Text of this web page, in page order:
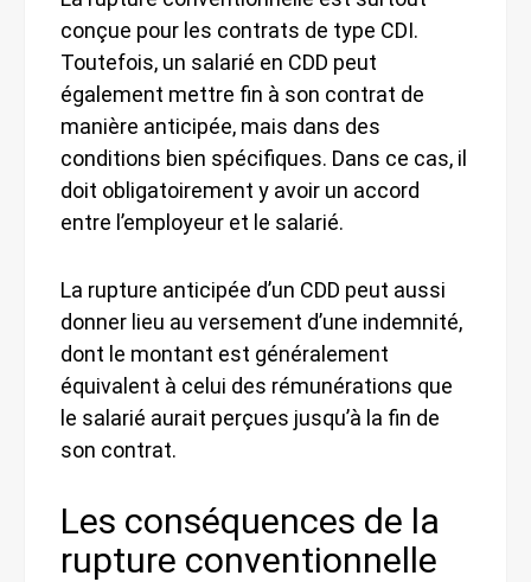
conçue pour les contrats de type CDI.
Toutefois, un salarié en CDD peut
également mettre fin à son contrat de
manière anticipée, mais dans des
conditions bien spécifiques. Dans ce cas, il
doit obligatoirement y avoir un accord
entre l’employeur et le salarié.
La rupture anticipée d’un CDD peut aussi
donner lieu au versement d’une indemnité,
dont le montant est généralement
équivalent à celui des rémunérations que
le salarié aurait perçues jusqu’à la fin de
son contrat.
Les conséquences de la
rupture conventionnelle